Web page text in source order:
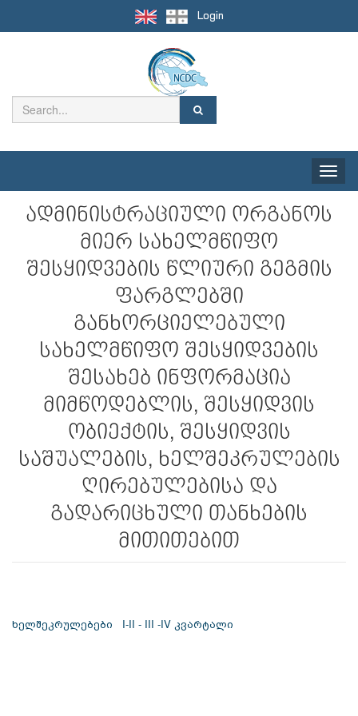
Login
Toggle
ადმინისტრაციული ორგანოს
მიერ სახელმწიფო
შესყიდვების წლიური გეგმის
ფარგლებში
განხორციელებული
სახელმწიფო შესყიდვების
შესახებ ინფორმაცია
მიმწოდებლის, შესყიდვის
ობიექტის, შესყიდვის
საშუალების, ხელშეკრულების
ღირებულებისა და
გადარიცხული თანხების
მითითებით
ხელშეკრულებები I-II - III -IV კვარტალი